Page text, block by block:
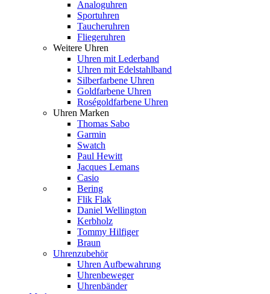
Analoguhren
Sportuhren
Taucheruhren
Fliegeruhren
Weitere Uhren
Uhren mit Lederband
Uhren mit Edelstahlband
Silberfarbene Uhren
Goldfarbene Uhren
Roségoldfarbene Uhren
Uhren Marken
Thomas Sabo
Garmin
Swatch
Paul Hewitt
Jacques Lemans
Casio
Bering
Flik Flak
Daniel Wellington
Kerbholz
Tommy Hilfiger
Braun
Uhrenzubehör
Uhren Aufbewahrung
Uhrenbeweger
Uhrenbänder